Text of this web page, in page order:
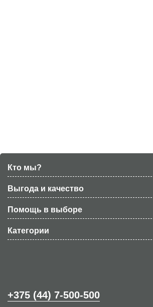
Кто мы?
Выгода и качество
Помощь в выборе
Категории
+375 (44) 7-500-500